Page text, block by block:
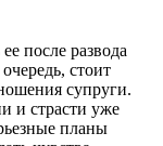
после развода
стоит
супруги.
и страсти уже
планы